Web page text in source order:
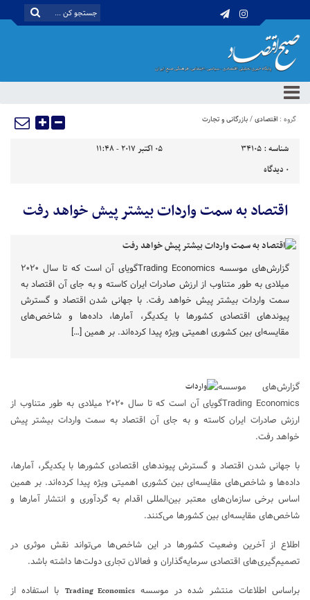
گروه : اقتصادی/بازرگانی و تجارت
شناسه : 34105
05 اکتبر 2017 - 11:48
0 دیدگاه
اقتصاد به سمت واردات بیشتر پیش خواهد رفت
گزارش‌های موسسه Trading Economicsگویای آن است که تا سال ۲۰۲۰
میلادی به طور متناوب از ارزش صادرات ایران کاسته و به جای آن اقتصاد به
سمت واردات بیشتر پیش خواهد رفت. با جهانی شدن اقتصاد و گسترش
پیوندهای اقتصادی کشورها با یکدیگر، آمارها، داده‌ها و شاخص‌های
مقایسه‌ای بین کشوری اهمیتی ویژه‌ پیدا کرده‌اند. بر همین […]
گزارش‌های موسسه
Trading Economicsگویای آن است که تا سال ۲۰۲۰ میلادی به طور متناوب از
ارزش صادرات ایران کاسته و به جای آن اقتصاد به سمت واردات بیشتر پیش
خواهد رفت.
با جهانی شدن اقتصاد و گسترش پیوندهای اقتصادی کشورها با یکدیگر، آمارها،
داده‌ها و شاخص‌های مقایسه‌ای بین کشوری اهمیتی ویژه‌ پیدا کرده‌اند. بر همین
اساس برخی سازمان‌های معتبر بین‌المللی اقدام به گردآوری و انتشار آمارها و
شاخص‌های مقایسه‌ای بین کشورها می‌کنند.
اطلاع از آخرین وضعیت کشورها در این شاخص‌ها می‌تواند نقش موثری در
تصمیم‌گیری‌های اقتصادی سرمایه‌گذاران و فعالان تجاری دولت‌ها داشته باشد.
براساس اطلاعات منتشر شده در موسسهTrading Economics با استفاده از